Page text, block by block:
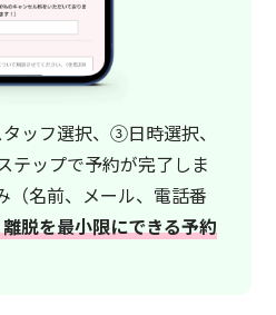
ッフ選択、③日時選択、
ップで予約が完了しま
（名前、メール、電話番
脱を最小限にできる予約